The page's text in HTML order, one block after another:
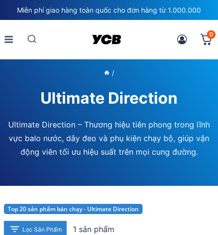
to
content
Miễn phí giao hàng toàn quốc cho đơn hàng từ 1.000.000
0
/
Ultimate Direction
Ultimate Direction – Thương hiệu tiên phong trong lĩnh
vực balo nước, dây đeo và phụ kiện chạy bộ, giúp vận
động viên tối ưu hiệu suất trên mọi cung đường.
Top 20 sản phẩm bán chạy - Ultimate Direction
Lọc Sản Phẩm 1 sản phẩm